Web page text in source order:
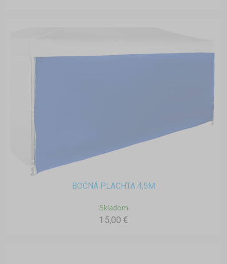
BOČNÁ PLACHTA 4,5M
Skladom
15,00 €